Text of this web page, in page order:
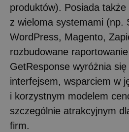
produktów). Posiada
z wieloma systemami (np.
WordPress, Magento,
rozbudowane
GetResponse wyróżnia
interfejsem, wsparciem w
i korzystnym modelem
szczególnie atrakcyjnym
firm.